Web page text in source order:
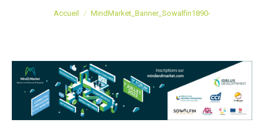
Vous êtes ici :
Accueil MindMarket_Banner_Sowalfin1890-